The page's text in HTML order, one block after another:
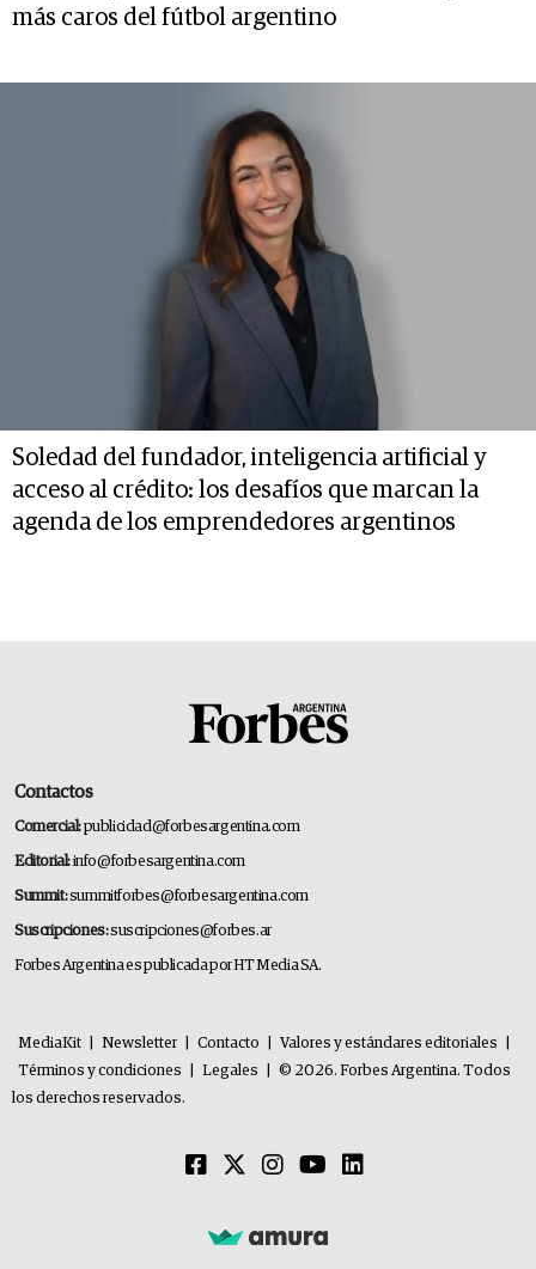
más caros del fútbol argentino
Soledad del fundador, inteligencia artificial y
acceso al crédito: los desafíos que marcan la
agenda de los emprendedores argentinos
Contactos
Comercial:publicidad@forbesargentina.com
Editorial:info@forbesargentina.com
Summit:summitforbes@forbesargentina.com
Suscripciones:suscripciones@forbes.ar
Forbes Argentina es publicada por HT Media SA.
MediaKit Newsletter Contacto Valores y estándares editoriales
Términos y condiciones
Legales
© 2026. Forbes Argentina. Todos
los derechos reservados.